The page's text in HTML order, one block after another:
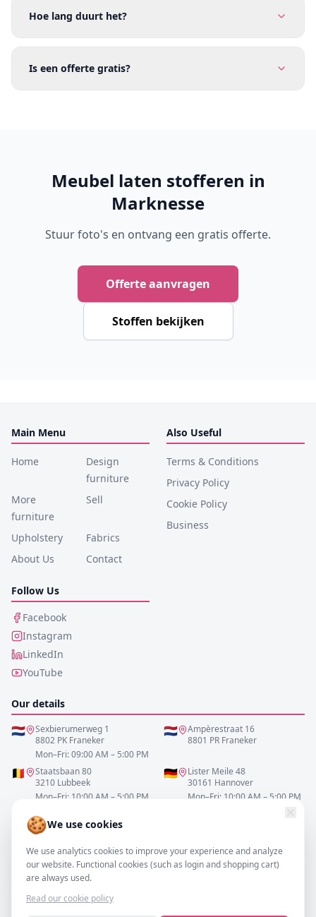
Hoe lang duurt het?
Is een offerte gratis?
Meubel laten stofferen in
Marknesse
Stuur foto's en ontvang een gratis offerte.
Offerte aanvragen
Stoffen bekijken
🍪We use cookies
We use analytics cookies to improve your experience and analyze
our website. Functional cookies (such as login and shopping cart)
are always used.
Read our cookie policy
Main Menu
Home
Design
furniture
More
furniture
Sell
Upholstery
Fabrics
About Us
Contact
Also Useful
Terms & Conditions
Privacy Policy
Cookie Policy
Business
Follow Us
Facebook
Instagram
LinkedIn
YouTube
Our details
🇳🇱
Sexbierumerweg 1
8802 PK Franeker
Mon–Fri: 09:00 AM – 5:00 PM
🇳🇱
Ampèrestraat 16
8801 PR Franeker
🇧🇪
Staatsbaan 80
3210 Lubbeek
Mon–Fri: 10:00 AM – 5:00 PM
🇩🇪
Lister Meile 48
30161 Hannover
Mon–Fri: 10:00 AM – 5:00 PM
0517-700521
info@resofa.nl